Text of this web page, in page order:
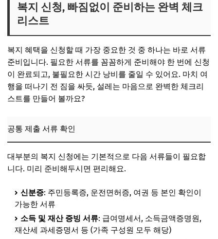
복지 신청, 빠짐없이 준비하는 완벽 체크
리스트
복지 혜택을 신청할 때 가장 중요한 것 중 하나는 바로 서류
준비입니다. 필요한 서류를 꼼꼼하게 준비해야 한 번에 신청
이 완료되고, 불필요한 시간 낭비를 줄일 수 있어요. 마치 여
행을 떠나기 전 짐을 싸듯, 설레는 마음으로 완벽한 체크리
스트를 만들어 볼까요?
공통 제출 서류 확인
대부분의 복지 신청에는 기본적으로 다음 서류들이 필요합
니다. 미리 준비해두시면 편리해요.
신분증: 주민등록증, 운전면허증, 여권 등 본인 확인이
가능한 서류
소득 및 재산 증빙 서류: 급여명세서, 소득금액증명원,
재산세 과세증명서 등 (가족 구성원 모두 해당)